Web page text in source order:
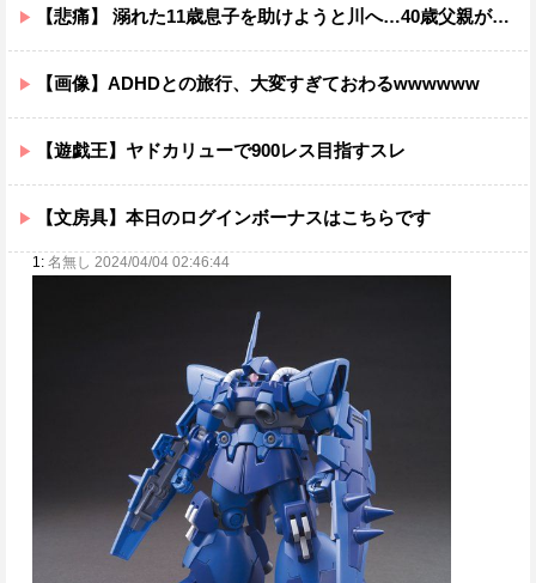
【悲痛】 溺れた11歳息子を助けようと川へ…40歳父親が死亡 息子は母親が救助 愛知
【画像】ADHDとの旅行、大変すぎておわるwwwwww
【遊戯王】ヤドカリューで900レス目指すスレ
【文房具】本日のログインボーナスはこちらです
1: 名無し 2024/04/04 02:46:44